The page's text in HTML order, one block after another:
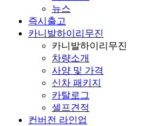
뉴스
즉시출고
카니발하이리무진
카니발하이리무진
차량소개
사양 및 가격
신차 패키지
카탈로그
셀프견적
컨버전 라인업